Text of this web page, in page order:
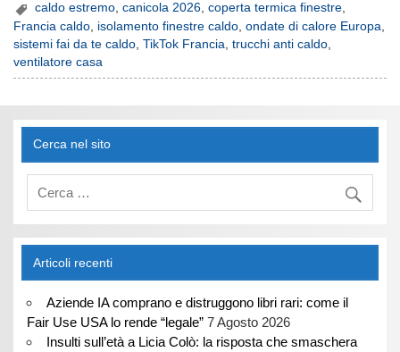
caldo estremo,canicola 2026,coperta termica finestre,
Francia caldo isolamento finestre caldo ,ondate di calore Europa
sistemi fai da te caldo ,TikTok Francia ,trucchi anti caldo
ventilatore casa
Cerca nel sito
Articoli recenti
Aziende IA comprano e distruggono libri rari: come il
Fair Use USA lo rende “legale” 7 Agosto 2026
Insulti sull’età a Licia Colò: la risposta che smaschera